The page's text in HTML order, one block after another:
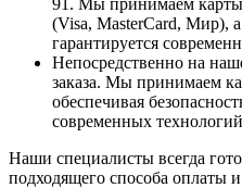
91. Мы принимаем
(Visa, MasterCard, Мир),
гарантируется
Непосредственно на
заказа. Мы принимаем
обеспечивая
современных
Наши специалисты всегда
подходящего способа оплаты